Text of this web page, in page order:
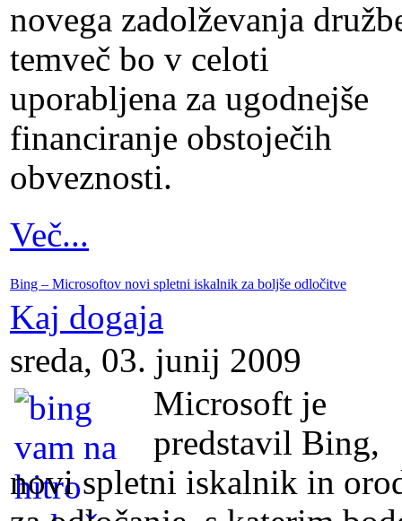
novega zadolževanja
temveč bo v celoti
uporabljena za ugodnejše
financiranje obstoječih
obveznosti.
Več...
Bing – Microsoftov novi spletni iskalnik za boljše odločitve
Kaj dogaja
sreda, 03. junij 2009
Microsoft je
predstavil Bing,
novi spletni iskalnik in